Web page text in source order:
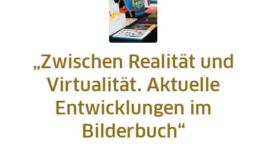
„Zwischen Realität und
Virtualität. Aktuelle
Entwicklungen im
Bilderbuch“